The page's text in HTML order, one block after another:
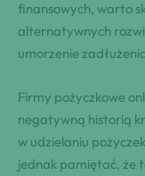
finansowych, warto
alternatywnych
umorzenie
Firmy pożyczkowe
negatywną historią
w udzielaniu
jednak pamiętać, że